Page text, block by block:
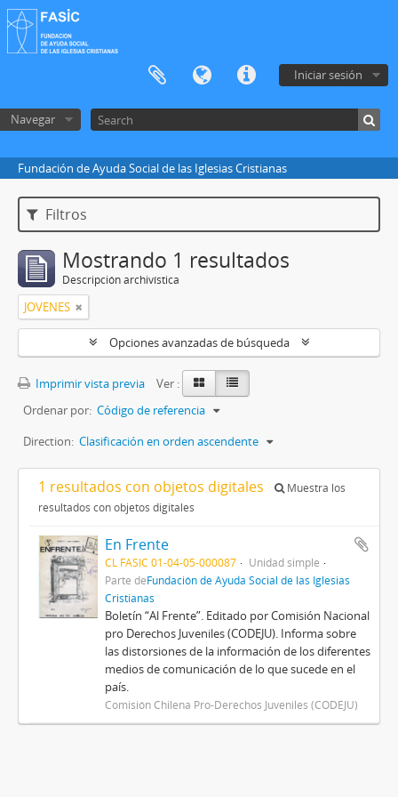
Iniciar sesión
Navegar
Fundación de Ayuda Social de las Iglesias Cristianas
Filtros
Mostrando 1 resultados
Descripción archivística
JOVENES
Opciones avanzadas de búsqueda
Imprimir vista previa
Ver :
Ordenar por: Código de referencia
Direction: Clasificación en orden ascendente
1 resultados con objetos digitales
Muestra los
resultados con objetos digitales
En Frente
CL FASIC 01-04-05-000087
Unidad simple
Parte deFundación de Ayuda Social de las Iglesias
Cristianas
Boletín “Al Frente”. Editado por Comisión Nacional
pro Derechos Juveniles (CODEJU). Informa sobre
las distorsiones de la información de los diferentes
medios de comunicación de lo que sucede en el
país.
Comisión Chilena Pro-Derechos Juveniles (CODEJU)